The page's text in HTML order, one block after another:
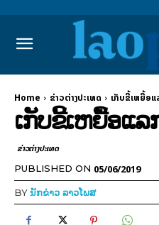
Home ຂ່າວຕ່າງປະເທດ ເກັບຂີ້ເຫຍື້ອ
ເກັບຂີ້ເຫຍື້ອແ
ຂ່າວຕ່າງປະເທດ
PUBLISHED ON 05/06/2019
BYນັກຂ່າວ ລາວໂພສ